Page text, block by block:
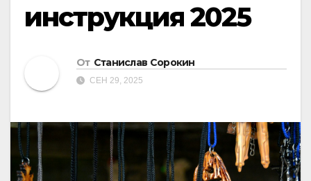
инструкция 2025
От Станислав Сорокин
СЕН 29, 2025